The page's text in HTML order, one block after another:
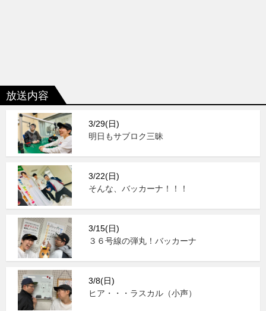
放送内容
3/29(日)
明日もサブロク三昧
3/22(日)
そんな、バッカーナ！！！
3/15(日)
３６号線の弾丸！バッカーナ
3/8(日)
ヒア・・・ラスカル（小声）